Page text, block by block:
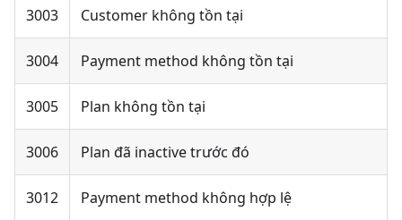
3003 Customer không tồn tại
3004 Payment method không tồn tại
3005 Plan không tồn tại
3006 Plan đã inactive trước đó
3012 Payment method không hợp lệ